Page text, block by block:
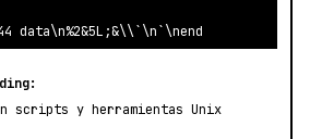
data\n%2&5L;&\\`\n`\nend
scripts y herramientas Unix